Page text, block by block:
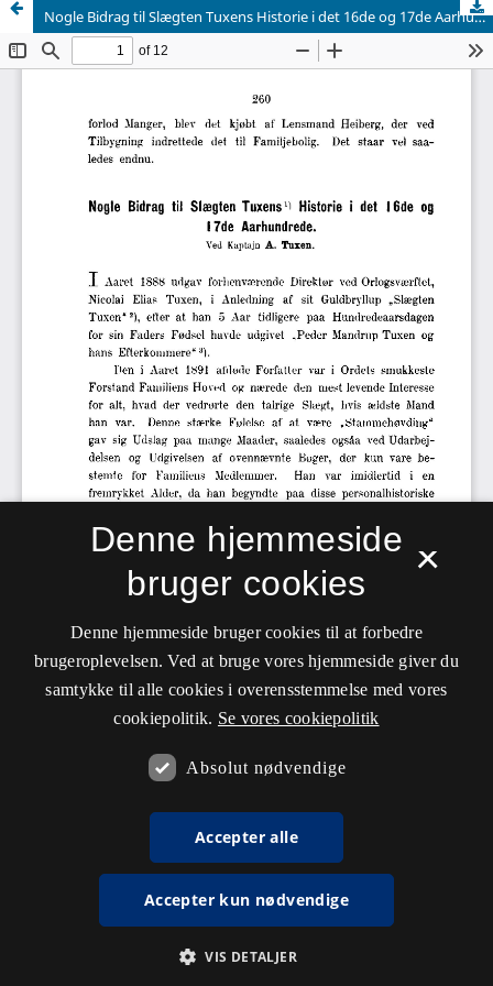
Nogle Bidrag til Slægten Tuxens Historie i det 16de og 17de Aarhundrede.
×
Denne hjemmeside
bruger cookies
Denne hjemmeside bruger cookies til at forbedre
brugeroplevelsen. Ved at bruge vores hjemmeside giver du
samtykke til alle cookies i overensstemmelse med vores
cookiepolitik. Se vores cookiepolitik
Absolut nødvendige
Accepter alle
Accepter kun nødvendige
VIS DETALJER